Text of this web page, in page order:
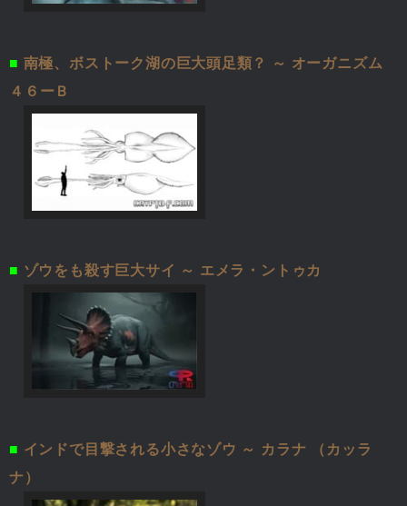
■ 南極、ボストーク湖の巨大頭足類？ ～ オーガニズム
４６ーＢ
■ ゾウをも殺す巨大サイ ～ エメラ・ントゥカ
■ インドで目撃される小さなゾウ ～ カラナ （カッラ
ナ）